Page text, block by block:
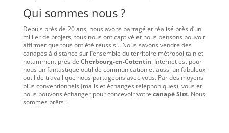
Qui sommes nous ?
Depuis près de 20 ans, nous avons partagé et réalisé près d’un
millier de projets, tous nous ont captivé et nous pensons pouvoir
affirmer que tous ont été réussis… Nous savons vendre des
canapés à distance sur l’ensemble du territoire métropolitain et
notamment près de Cherbourg-en-Cotentin. Internet est pour
nous un fantastique outil de communication et aussi un fabuleux
outil de travail que nous partageons avec vous. Par des moyens
plus conventionnels (mails et échanges téléphoniques), vous et
nous pouvons échanger pour concevoir votre canapé Sits. Nous
sommes prêts !